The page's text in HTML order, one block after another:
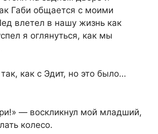
Габи общается с моими
влетел в нашу жизнь как
я оглянуться, как мы
как с Эдит, но это было…
— воскликнул мой младший,
колесо.